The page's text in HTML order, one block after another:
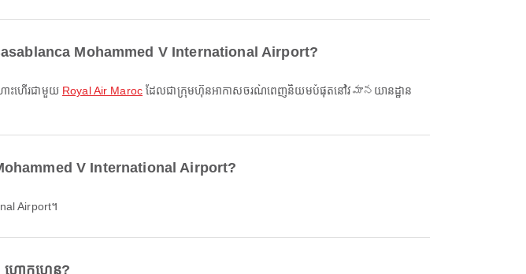
Mohammed V International Airport?
ោះហើរជាមួយ Royal Air Maroc ដែលជាក្រុមហ៊ុនអាកាសចរណ៍ពេញនិយមបំផុតនៅវిమానយានដ្ឋាន
V International Airport?
Airport។
ហ្គោកហេន?